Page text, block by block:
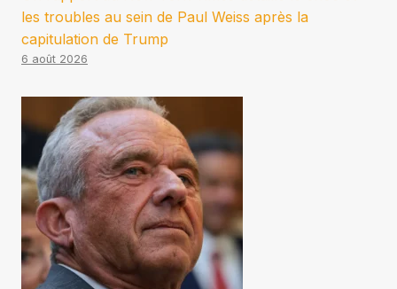
les troubles au sein de Paul Weiss après la
capitulation de Trump
6 août 2026